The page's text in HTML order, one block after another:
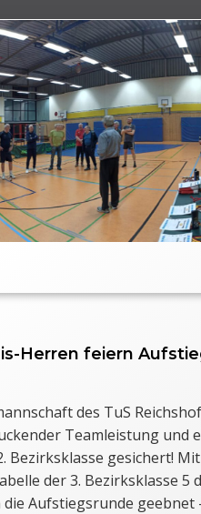
Herren feiern
des TuS
Teamleistung und
Bezirksklasse gesichert!
der 3. Bezirksklasse 5
Aufstiegsrunde geebnet